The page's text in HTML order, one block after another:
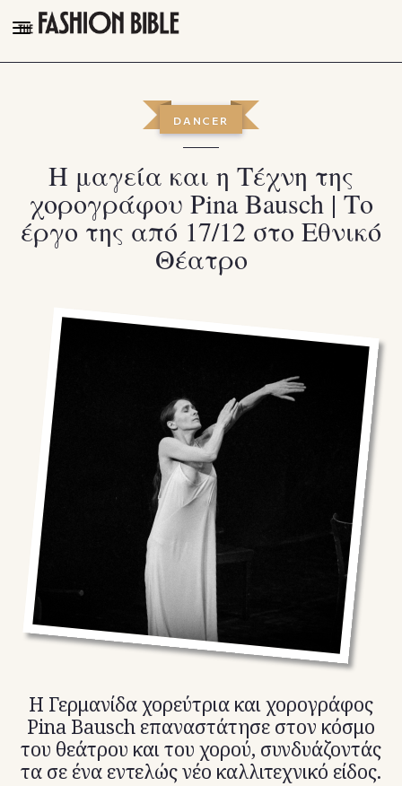
THE FASHION BIBLE
TALK OF THE TOWN
PLEASURES
VIDEOS
Facebook
Instagram
Youtube
TikTok
X(Twitter)
DANCER
Η μαγεία και η Τέχνη της
χορογράφου Pina Bausch | Το
έργο της από 17/12 στο Εθνικό
Θέατρο
Η Γερμανίδα χορεύτρια και χορογράφος
Pina Bausch επαναστάτησε στον κόσμο
του θεάτρου και του χορού, συνδυάζοντάς
τα σε ένα εντελώς νέο καλλιτεχνικό είδος.